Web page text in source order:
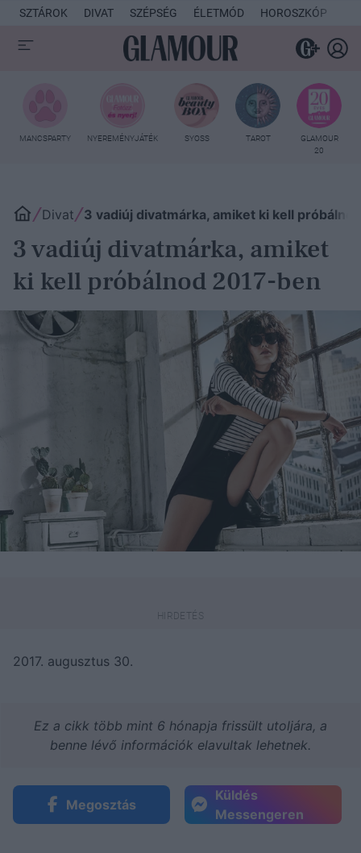
SZTÁROK DIVAT SZÉPSÉG ÉLETMÓD HOROSZKÓP
MANCSPARTY NYEREMÉNYJÁTÉK SYOSS TAROT
GLAMOUR
20
Divat 3 vadiúj divatmárka, amiket ki kell
3 vadiúj divatmárka, amiket
ki kell próbálnod 2017-ben
2017. augusztus 30.
Ez a cikk több mint 6 hónapja frissült utoljára, a
benne lévő információk elavultak lehetnek.
Megosztás
Küldés
Messengeren